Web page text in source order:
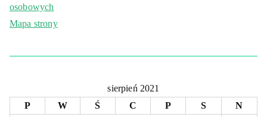
osobowych
Mapa strony
sierpień 2021
P
W Ś C P S
N